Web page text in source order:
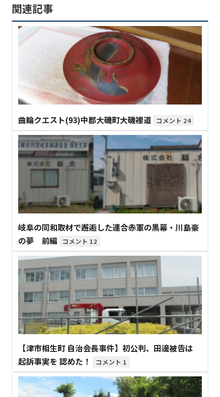
関連記事
曲輪クエスト(93)中郡大磯町大磯裡道 24
岐阜の同和取材で邂逅した連合赤軍の黒幕・川島豪
の夢 前編
12
【津市相生町 自治会長事件】初公判、田邊被告は
起訴事実を 認めた！
1